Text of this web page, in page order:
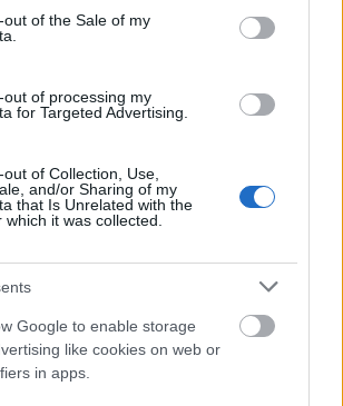
out of the Sale of my
out of processing my
for Targeted Advertising.
of Collection, Use,
and/or Sharing of my
that Is Unrelated with the
it was collected.
Google to enable storage
like cookies on web or
in apps.
ökölbeszorított pillanatként